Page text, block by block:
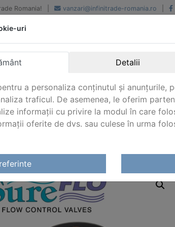
Romania! vanzari@infinitrade-romania.ro
renume
National si international
Livrari
uv
uri
Detalii
a personaliza conținutul și anunțurile,
traficul. De asemenea, le oferim
informații cu privire la modul în care
oferite de dvs. sau culese în urma